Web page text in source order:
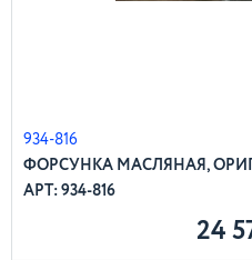
934-816
ФОРСУНКА МАСЛЯНАЯ,
АРТ: 934-816
24